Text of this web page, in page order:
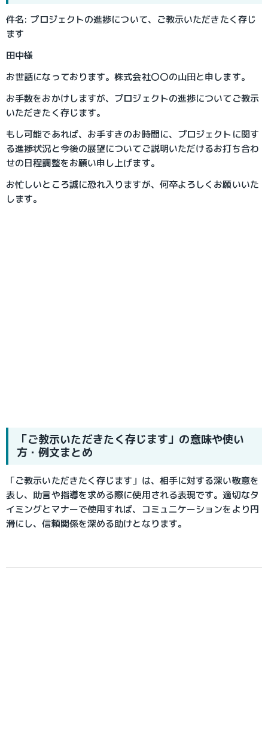
件名: プロジェクトの進捗について、ご教示いただきたく存じ
ます
田中様
お世話になっております。株式会社〇〇の山田と申します。
お手数をおかけしますが、プロジェクトの進捗についてご教示
いただきたく存じます。
もし可能であれば、お手すきのお時間に、プロジェクトに関す
る進捗状況と今後の展望についてご説明いただけるお打ち合わ
せの日程調整をお願い申し上げます。
お忙しいところ誠に恐れ入りますが、何卒よろしくお願いいた
します。
「ご教示いただきたく存じます」の意味や使い
方・例文まとめ
「ご教示いただきたく存じます」は、相手に対する深い敬意を
表し、助言や指導を求める際に使用される表現です。適切なタ
イミングとマナーで使用すれば、コミュニケーションをより円
滑にし、信頼関係を深める助けとなります。